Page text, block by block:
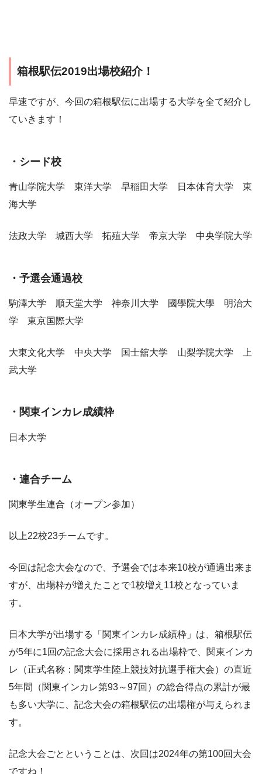
箱根駅伝2019出場校紹介！
早速ですが、今回の箱根駅伝に出場する大学を全て紹介し
ていきます！
・シード校
青山学院大学 東洋大学 早稲田大学 日本体育大学 東
海大学
法政大学 城西大学 拓殖大学 帝京大学 中央学院大学
・予選会通過校
駒澤大学 順天堂大学 神奈川大学 國學院大學 明治大
学 東京国際大学
大東文化大学 中央大学 国士舘大学 山梨学院大学 上
武大学
・関東インカレ成績枠
日本大学
・連合チーム
関東学生連合（オープン参加）
以上22校23チームです。
今回は記念大会なので、予選会では本来10校が通過出来ま
すが、出場枠が増えたことで1校増え11校となっていま
す。
日本大学が出場する「関東インカレ成績枠」は、箱根駅伝
が5年に1回の記念大会に採用される出場枠で、関東インカ
レ（正式名称：関東学生陸上競技対抗選手権大会）の直近
5年間（関東インカレ第93～97回）の総合得点の累計が最
も多い大学に、記念大会の箱根駅伝の出場権が与えられま
す。
記念大会ごとということは、次回は2024年の第100回大会
ですね！